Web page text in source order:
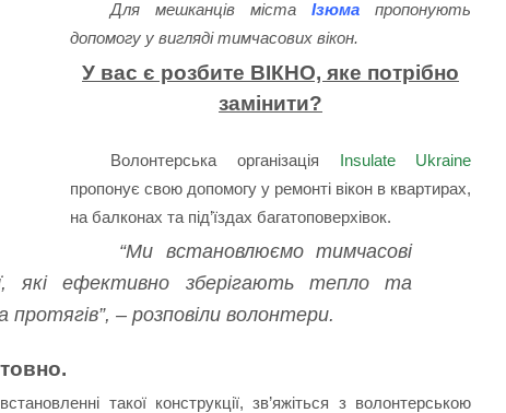
Для мешканців містаІзюма пропонують
допомогу у вигляді тимчасових вікон.
У вас є розбите ВІКНО, яке потрібно
замінити?
Волонтерська організація Insulate Ukraine
пропонує свою допомогу у ремонті вікон в квартирах,
на балконах та під’їздах багатоповерхівок.
“Ми встановлюємо тимчасові
які ефективно зберігають тепло та
– розповіли волонтери.
такої конструкції, зв’яжіться з волонтерською